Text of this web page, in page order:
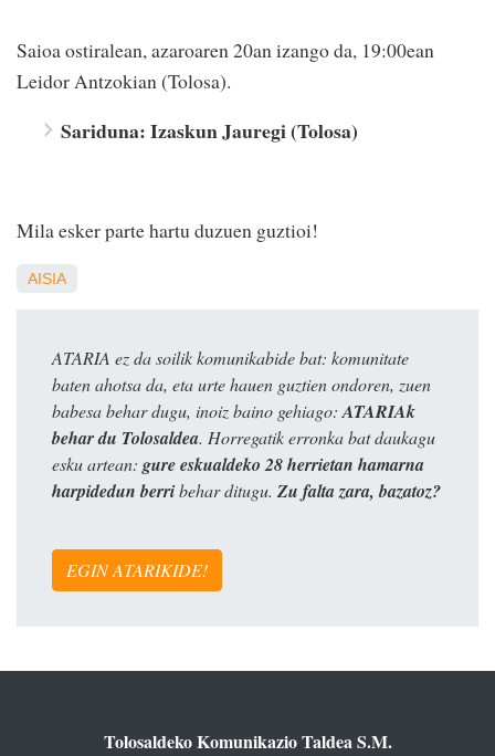
Saioa ostiralean, azaroaren 20an izango da, 19:00ean
Leidor Antzokian (Tolosa).
Sariduna: Izaskun Jauregi (Tolosa)
Mila esker parte hartu duzuen guztioi!
AISIA
ATARIA ez da soilik komunikabide bat: komunitate
baten ahotsa da, eta urte hauen guztien ondoren, zuen
babesa behar dugu, inoiz baino gehiago: ATARIAk
behar du Tolosaldea. Horregatik erronka bat daukagu
esku artean: gure eskualdeko 28 herrietan hamarna
harpidedun berribehar ditugu. Zu falta zara, bazatoz?
EGIN ATARIKIDE!
Tolosaldeko Komunikazio Taldea S.M.